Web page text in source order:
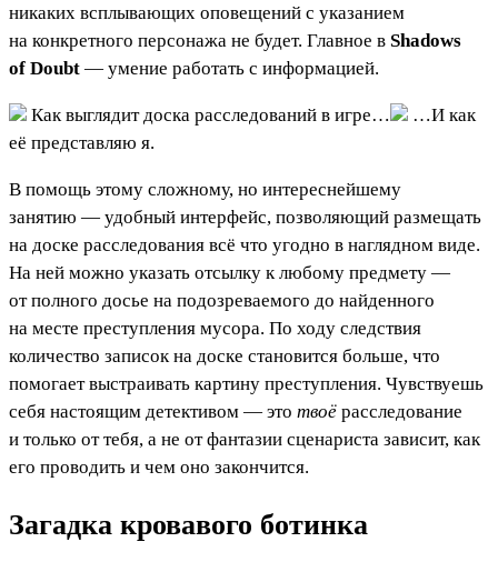
никаких всплывающих оповещений с указанием
на конкретного персонажа не будет. Главное в Shadows
of Doubt — умение работать с информацией.
Как выглядит доска расследований в игре…
…И как
её представляю я.
В помощь этому сложному, но интереснейшему
занятию — удобный интерфейс, позволяющий размещать
на доске расследования всё что угодно в наглядном виде.
На ней можно указать отсылку к любому предмету —
от полного досье на подозреваемого до найденного
на месте преступления мусора. По ходу следствия
количество записок на доске становится больше, что
помогает выстраивать картину преступления. Чувствуешь
себя настоящим детективом — это твоё расследование
и только от тебя, а не от фантазии сценариста зависит, как
его проводить и чем оно закончится.
Загадка кровавого ботинка